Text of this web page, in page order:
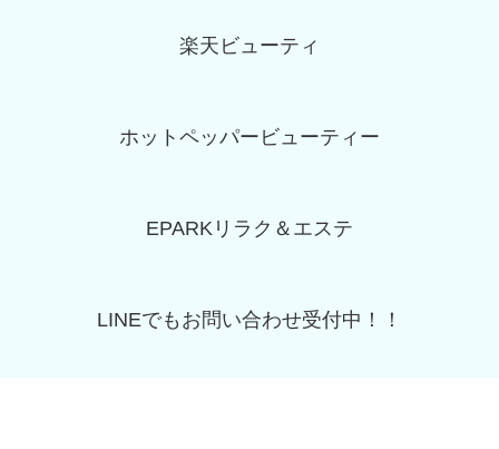
楽天ビューティ
ホットペッパービューティー
EPARKリラク＆エステ
LINEでもお問い合わせ受付中！！